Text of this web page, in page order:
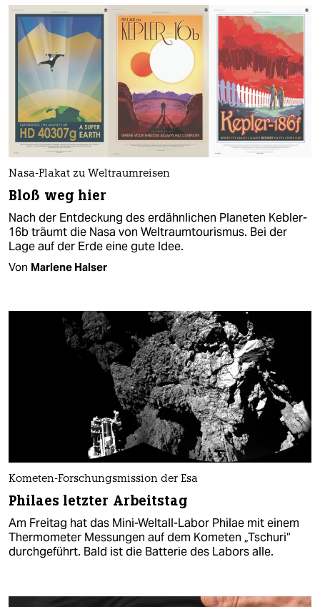
Nasa-Plakat zu Weltraumreisen
Bloß weg hier
Nach der Entdeckung des erdähnlichen Planeten Kebler-
16b träumt die Nasa von Weltraumtourismus. Bei der
Lage auf der Erde eine gute Idee.
Von Marlene Halser
Kometen-Forschungsmission der Esa
Philaes letzter Arbeitstag
Am Freitag hat das Mini-Weltall-Labor Philae mit einem
Thermometer Messungen auf dem Kometen „Tschuri“
durchgeführt. Bald ist die Batterie des Labors alle.